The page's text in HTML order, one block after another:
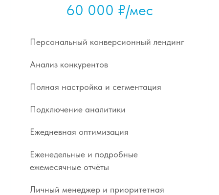
60 000 ₽/мес
Персональный конверсионный лендинг
Анализ конкурентов
Полная настройка и сегментация
Подключение аналитики
Ежедневная оптимизация
Еженедельные и подробные
ежемесячные отчёты
Личный менеджер и приоритетная